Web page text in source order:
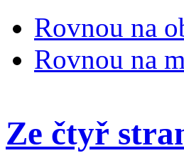
Rovnou na
Rovnou na
Ze čtyř